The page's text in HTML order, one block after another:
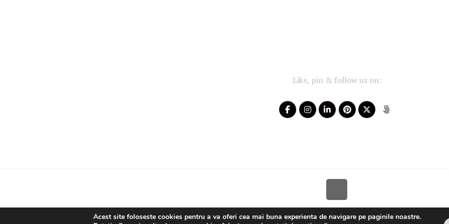
Like, pin & follow us on:
Your-Story 2014 - 2025 ~ All rights reserved
Acest site foloseste cookies pentru a va oferi cea mai buna experienta de navigare pe paginile noastre.